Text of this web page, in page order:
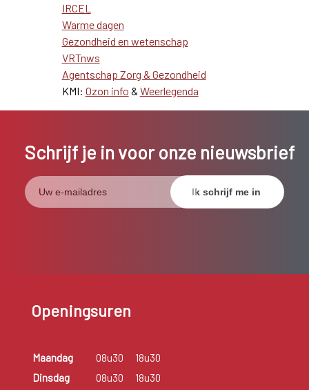
IRCEL
Warme dagen
Gezondheid en wetenschap
VRTnws
Agentschap Zorg & Gezondheid
KMI: Ozon info & Weerlegenda
Schrijf je in voor onze nieuwsbrief
Openingsuren
Maandag 08u30
18u30
Dinsdag
08u30
18u30